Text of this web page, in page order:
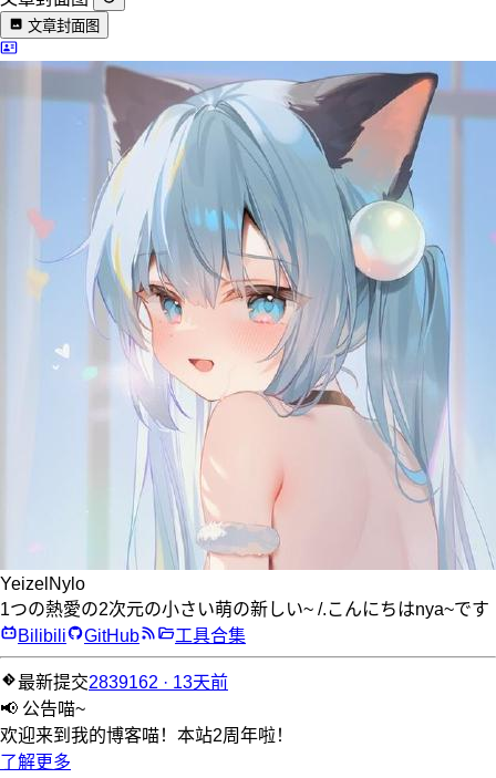
文章封面图
YeizelNylo
1つの熱愛の2次元の小さい萌の新しい~ /.こんにちはnya~です
Bilibili
GitHub 工具合集
最新提交2839162 · 13天前
📢 公告喵~
欢迎来到我的博客喵！本站2周年啦！
了解更多